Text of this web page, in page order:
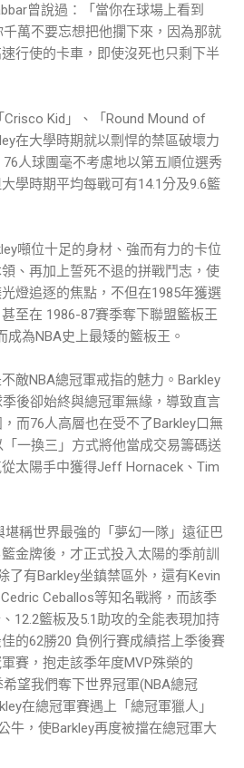
曾說過：「當你在球場上看到
萬不要忘想把他攔下來，因為那就
行使的卡車，即使沒死也只剩下半
Kid」、「Round Mound of
在大學時期就以剽悍的禁區破壞力
人球團毫不考慮地以第五順位選秀
學時期平均每戰可有14.1分及9.6籃
噸位十足的身材、強而有力的卡位
、再加上誓死不退的拼戰鬥志，使
燈追逐的焦點，不但在1985年獲選
至在 1986-87賽季奪下聯盟籃板王
成為NBA史上最矮的籃板王。
敵NBA總冠軍戒指的魅力。Barkley
後卻始終與總冠軍無緣，導致直言
而76人高層也在受不了Barkley口無
一換三」方式將他當成交易籌碼送
太陽手中獲得Jeff Hornacek、Tim
堪稱世界最強的「夢幻一隊」遠征巴
金牌後，才正式投入太陽的季前訓
了有Barkley坐鎮禁區外，還有Kevin
Ceballos等知名戰將，而該季
12.2籃板及5.1助攻的全能表現加持
的62勝20 負例行賽成績搭上季後賽
賽，抱走該季年度MVP殊榮的
望我們奪下世界冠軍(NBA總冠
在總冠軍賽遇上「總冠軍獵人」
牛，使Barkley再度被擋在總冠軍大